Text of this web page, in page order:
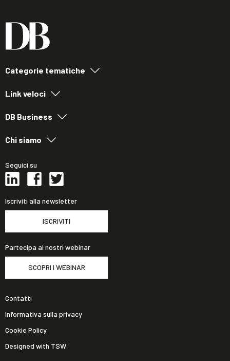
Categorie tematiche
Link veloci
DB Business
Chi siamo
Seguici su
Iscriviti alla newsletter
ISCRIVITI
Partecipa ai nostri webinar
SCOPRI I WEBINAR
Contatti
Informativa sulla privacy
Cookie Policy
Designed with TSW